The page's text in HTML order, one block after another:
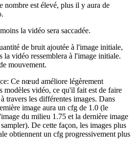
nombre est élevé, plus il y aura de
la vidéo sera saccadée.
de bruit ajoutée à l'image initiale,
la vidéo ressemblera à l'image initiale.
mouvement.
Ce nœud améliore légèrement
modèles vidéo, ce qu'il fait est de faire
travers les différentes images. Dans
image aura un cfg de 1.0 (le
du milieu 1.75 et la dernière image
De cette façon, les images plus
obtiennent un cfg progressivement plus